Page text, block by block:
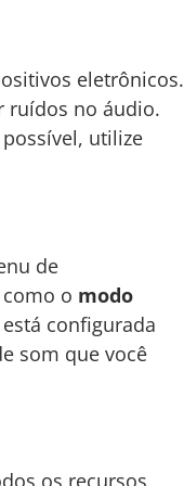
eletrônicos.
ruídos no áudio.
utilize
de
o modo
configurada
som que você
os recursos,